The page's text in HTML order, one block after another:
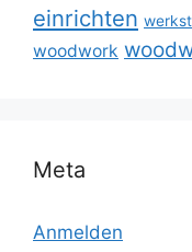
einrichten
woodwork
Meta
Anmelden